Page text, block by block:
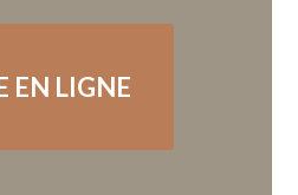
EN LIGNE